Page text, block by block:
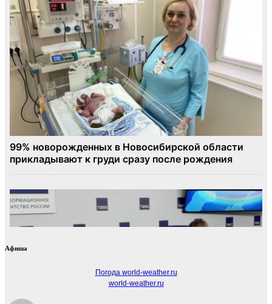
Афиша
Погода world-weather.ru
world-weather.ru